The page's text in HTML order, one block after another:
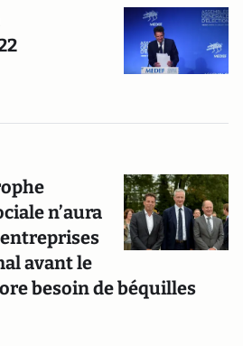
n’aura
avant le
besoin de béquilles